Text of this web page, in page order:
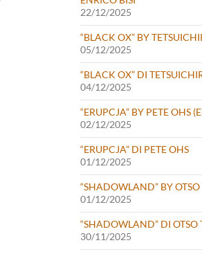
22/12/2025
“BLACK OX” BY
05/12/2025
“BLACK OX” DI
04/12/2025
“ERUPCJA” BY PETE OHS
02/12/2025
“ERUPCJA” DI PETE OHS
01/12/2025
“SHADOWLAND” BY
01/12/2025
“SHADOWLAND” DI OTSO
30/11/2025